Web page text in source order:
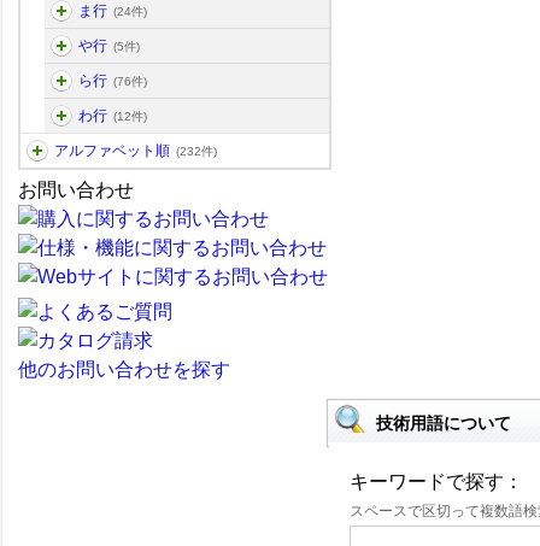
ま行 (24件)
や行 (5件)
ら行 (76件)
わ行 (12件)
アルファベット順 (232件)
お問い合わせ
他のお問い合わせを探す
技術用語について
キーワードで探す：
スペースで区切って複数語